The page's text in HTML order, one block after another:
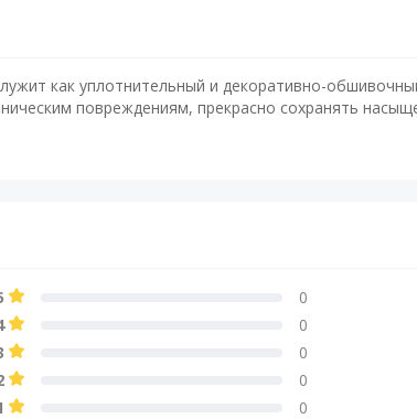
как уплотнительный и декоративно-
повреждениям, прекрасно сохранять
0
0
0
0
0